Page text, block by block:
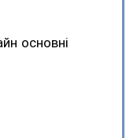
основні